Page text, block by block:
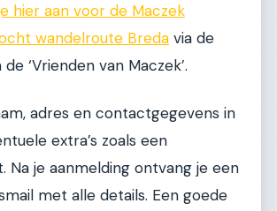
hier aan voor de Maczek
wandelroute Breda via de
‘Vrienden van Maczek’.
adres en contactgegevens in
extra’s zoals een
Na je aanmelding ontvang je een
met alle details. Een goede